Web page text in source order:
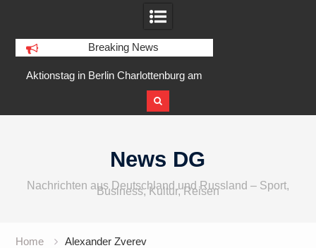
Breaking News
am
IFA 2026 Audio wird größer,
internationaler und vielfältiger
News DG
Nachrichten aus Deutschland und Russland – Sport,
Business, Kultur, Reisen
Home Alexander Zverev